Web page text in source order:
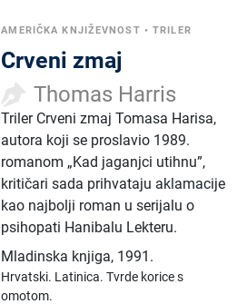
AMERIČKA KNJIŽEVNOST •TRILER
Crveni zmaj
Thomas Harris
Triler Crveni zmaj Tomasa Harisa,
autora koji se proslavio 1989.
romanom „Kad jaganjci utihnu”,
kritičari sada prihvataju aklamacije
kao najbolji roman u serijalu o
psihopati Hanibalu Lekteru.
Mladinska knjiga, 1991.
Hrvatski. Latinica.Tvrde korice s
omotom.